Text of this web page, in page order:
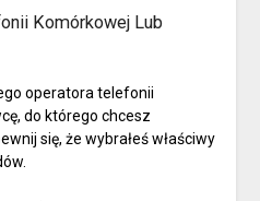
Komórkowej Lub
operatora telefonii
do którego chcesz
się, że wybrałeś właściwy